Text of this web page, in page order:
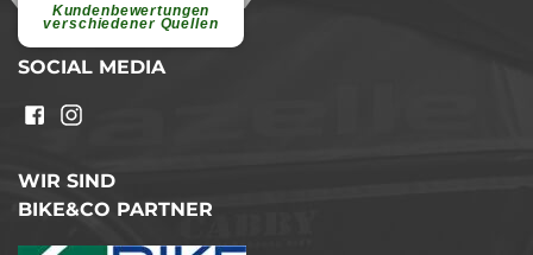
Kundenbewertungen
verschiedener Quellen
weiterlesen
SOCIAL MEDIA
WIR SIND
BIKE&CO PARTNER